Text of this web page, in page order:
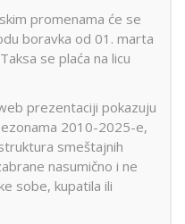
promenama će se
boravka od 01. marta
se plaća na licu
prezentaciji pokazuju
2010-2025-e,
smeštajnih
nasumično i ne
sobe, kupatila ili